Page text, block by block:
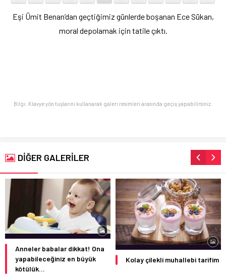
Eşi Ümit Benan’dan geçtiğimiz günlerde boşanan Ece Sükan,
moral depolamak için tatile çıktı.
Bilgi: Klavye yön tuşlarını kullanarak galeri resimleri arasında geçiş yapabilirsiniz.
DİĞER GALERİLER
Anneler babalar dikkat! Ona
yapabileceğiniz en büyük
kötülük…
Kolay çilekli muhallebi tarifim